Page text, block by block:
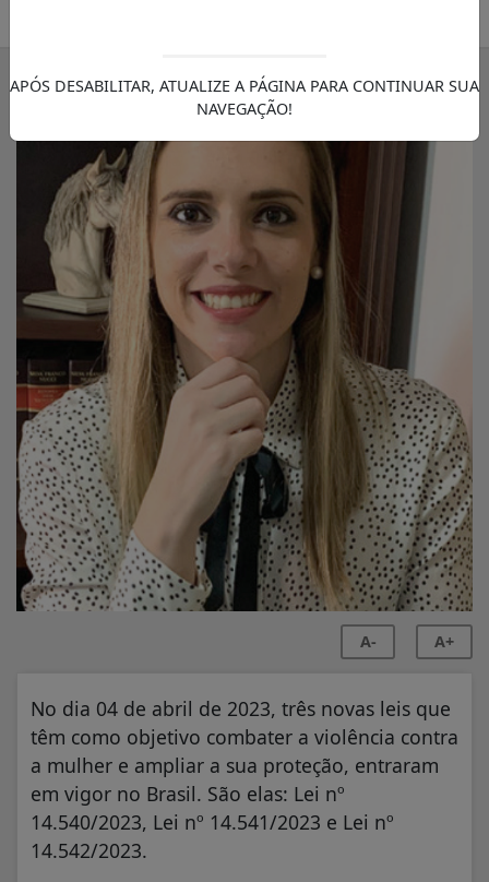
A- A+
No dia 04 de abril de 2023, três novas leis que
têm como objetivo combater a violência contra
a mulher e ampliar a sua proteção, entraram
em vigor no Brasil. São elas: Lei nº
14.540/2023, Lei nº 14.541/2023 e Lei nº
14.542/2023.
APÓS DESABILITAR, ATUALIZE A PÁGINA PARA CONTINUAR SUA
NAVEGAÇÃO!